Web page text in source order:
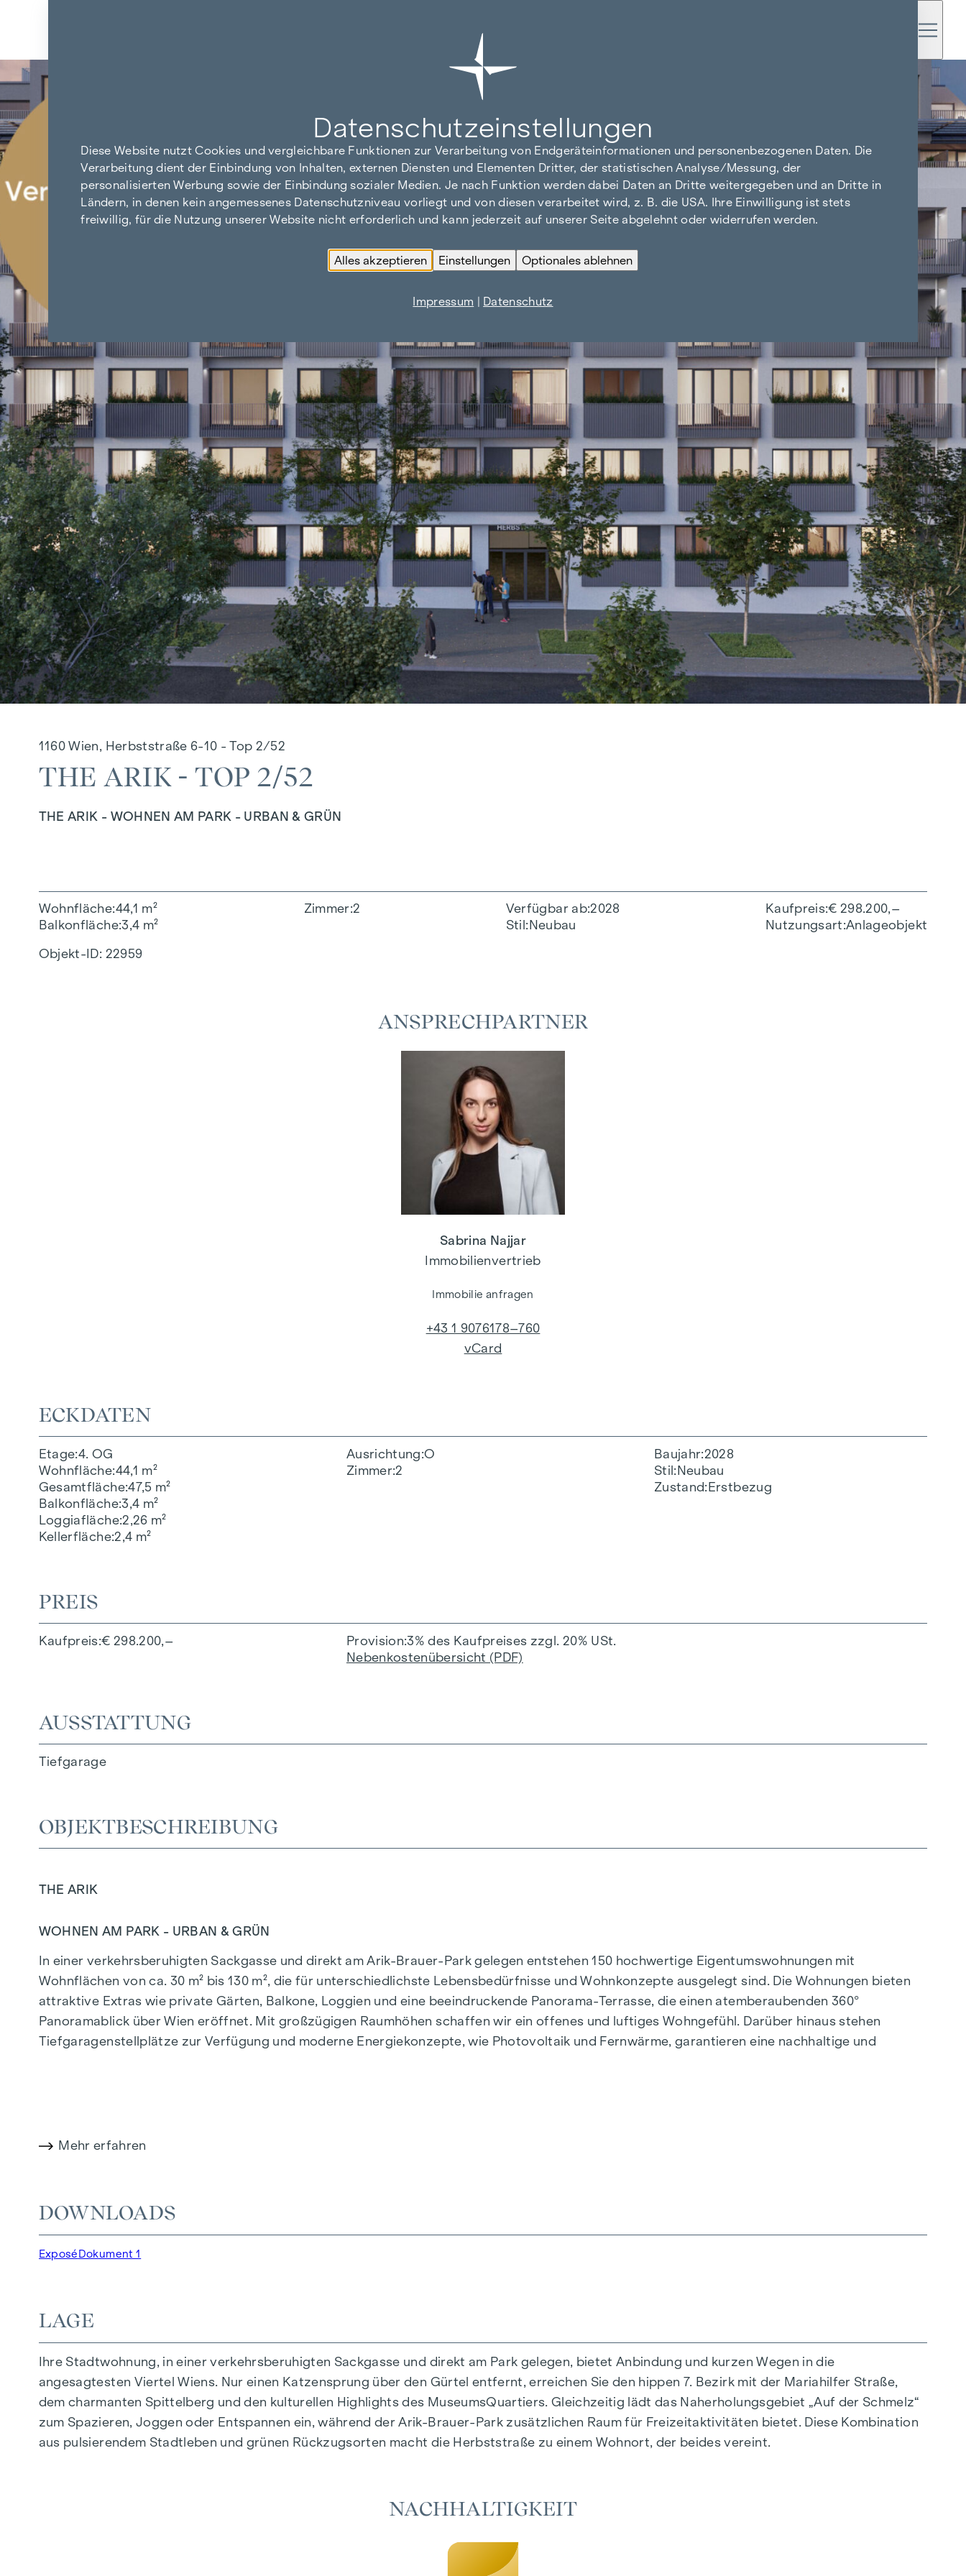
Zurück zu den Ergebnissen
1160 Wien, Herbststraße 6-10 - Top 2/52
THE ARIK - TOP 2/52
THE ARIK - WOHNEN AM PARK - URBAN & GRÜN
Wohnfläche 44,1 m²
Balkonfläche 3,4 m²
Zimmer 2 Verfügbar ab 2028
Stil Neubau
Kaufpreis € 298.200,–
Nutzungsart Anlageobjekt
Objekt-ID: 22959
ECKDATEN
Etage 4. OG
Wohnfläche 44,1 m²
Gesamtfläche 47,5 m²
Balkonfläche 3,4 m²
Loggiafläche 2,26 m²
Kellerfläche 2,4 m²
Ausrichtung O
Zimmer 2
Baujahr 2028
Stil Neubau
Zustand Erstbezug
PREIS
Kaufpreis € 298.200,– Provision 3% des Kaufpreises zzgl. 20% USt.
Nebenkostenübersicht (PDF)
AUSSTATTUNG
Tiefgarage
OBJEKTBESCHREIBUNG
THE ARIK
WOHNEN AM PARK - URBAN & GRÜN
In einer verkehrsberuhigten Sackgasse und direkt am Arik-Brauer-Park gelegen entstehen 150 hochwertige Eigentumswohnungen mit
Wohnflächen von ca. 30 m² bis 130 m², die für unterschiedlichste Lebensbedürfnisse und Wohnkonzepte ausgelegt sind. Die Wohnungen bieten
attraktive Extras wie private Gärten, Balkone, Loggien und eine beeindruckende Panorama-Terrasse, die einen atemberaubenden 360°
Panoramablick über Wien eröffnet. Mit großzügigen Raumhöhen schaffen wir ein offenes und luftiges Wohngefühl. Darüber hinaus stehen
Tiefgaragenstellplätze zur Verfügung und moderne Energiekonzepte, wie Photovoltaik und Fernwärme, garantieren eine nachhaltige und
1- bis 4-Zimmerwohnungen
Gärten, Balkone, Loggien und Terrassen
Tiefgaragenstellplätze | E-Mobilität
Gemeinschaftsraum
ZUHAUSE ANKOMMEN
In der Herbststraße erwartet Sie ein einzigartiges Wohngefühl, das Design und Geborgenheit auf außergewöhnliche Weise vereint. Die
hochwertige Ausstattung besticht durch sorgfältig ausgewählte Materialien, die zeitlose Eleganz ausstrahlen – ideal auf ein stilvolles, modernes
Leben abgestimmt. Edle Parkettböden und eine Fußbodenheizung sorgen in den Wohnräumen für natürliche Behaglichkeit. Für zusätzlichen
Mehr erfahren
DOWNLOADS
ExposéDokument 1
LAGE
Ihre Stadtwohnung, in einer verkehrsberuhigten Sackgasse und direkt am Park gelegen, bietet Anbindung und kurzen Wegen in die
angesagtesten Viertel Wiens. Nur einen Katzensprung über den Gürtel entfernt, erreichen Sie den hippen 7. Bezirk mit der Mariahilfer Straße,
dem charmanten Spittelberg und den kulturellen Highlights des MuseumsQuartiers. Gleichzeitig lädt das Naherholungsgebiet „Auf der Schmelz“
zum Spazieren, Joggen oder Entspannen ein, während der Arik-Brauer-Park zusätzlichen Raum für Freizeitaktivitäten bietet. Diese Kombination
aus pulsierendem Stadtleben und grünen Rückzugsorten macht die Herbststraße zu einem Wohnort, der beides vereint.
ANSPRECHPARTNER
Sabrina Najjar
Immobilienvertrieb
Immobilie anfragen
+43 1 9076178–760
vCard
NACHHALTIGKEIT
Datenschutz­einstellungen
Diese Website nutzt Cookies und vergleichbare Funktionen zur Verarbeitung von Endgeräteinformationen und personenbezogenen Daten. Die
Verarbeitung dient der Einbindung von Inhalten, externen Diensten und Elementen Dritter, der statistischen Analyse/Messung, der
personalisierten Werbung sowie der Einbindung sozialer Medien. Je nach Funktion werden dabei Daten an Dritte weitergegeben und an Dritte in
Ländern, in denen kein angemessenes Datenschutzniveau vorliegt und von diesen verarbeitet wird, z. B. die USA. Ihre Einwilligung ist stets
freiwillig, für die Nutzung unserer Website nicht erforderlich und kann jederzeit auf unserer Seite abgelehnt oder widerrufen werden.
Alles akzeptieren Einstellungen Optionales ablehnen
Impressum | Datenschutz